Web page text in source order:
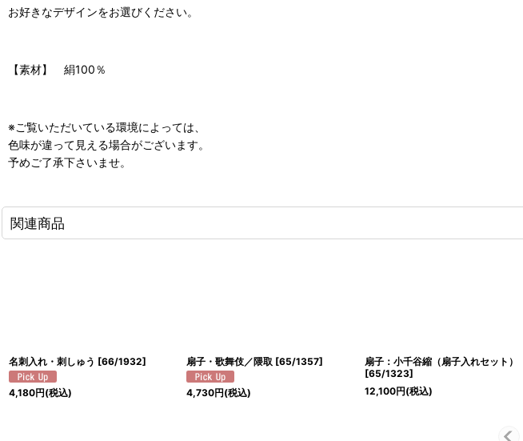
お好きなデザインをお選びください。
【素材】 絹100％
※ご覧いただいている環境によっては、
色味が違って見える場合がございます。
予めご了承下さいませ。
関連商品
名刺入れ・刺しゅう [66/1932]
4,180円(税込)
扇子・歌舞伎／隈取 [65/1357]
4,730円(税込)
扇子：小千谷縮（扇子入れセット）
[65/1323]
12,100円(税込)